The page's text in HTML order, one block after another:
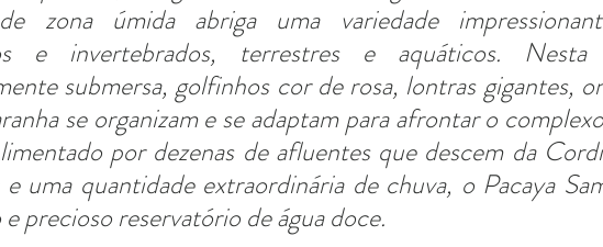
zona úmida abriga uma variedade
e invertebrados, terrestres e aquáticos.
submersa, golfinhos cor de rosa, lontras gigantes,
se organizam e se adaptam para afrontar o
por dezenas de afluentes que descem da
uma quantidade extraordinária de chuva, o Pacaya
precioso reservatório de água doce.